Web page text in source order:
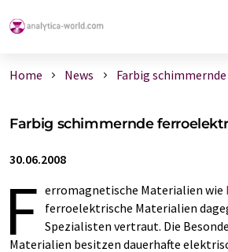
Home News Farbig
Farbig schimmernde
30.06.2008
F erromagnetische Materialien wie
ferroelektrische Materialien
Spezialisten vertraut. Die
Materialien besitzen dauerhafte